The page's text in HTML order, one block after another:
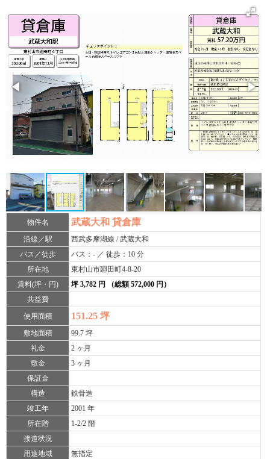
物件名 武蔵大和 貸倉庫
沿線／駅
西武多摩湖線 / 武蔵大和
バス／徒歩
バス：- ／ 徒歩：10 分
所在地
東村山市廻田町4-8-20
賃料(坪・円)
坪 3,782 円 （総額 572,000 円）
共益費
使用面積
151.25 坪
敷地面積
99.7 坪
礼金
2 ヶ月
敷金
3 ヶ月
保証金
構造
鉄骨造
竣工年
2001 年
所在階
1-2/2 階
接道状況
用途地域
無指定